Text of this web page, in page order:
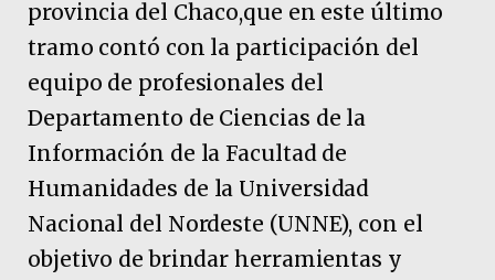
provincia del Chaco,que en este último
tramo contó con la participación del
equipo de profesionales del
Departamento de Ciencias de la
Información de la Facultad de
Humanidades de la Universidad
Nacional del Nordeste (UNNE), con el
objetivo de brindar herramientas y